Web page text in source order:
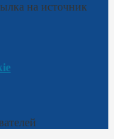
на источник